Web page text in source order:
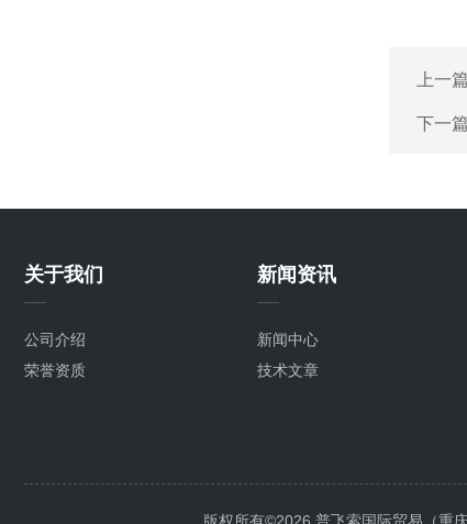
上一
下一篇
关于我们
公司介绍
荣誉资质
新闻资讯
新闻中心
技术文章